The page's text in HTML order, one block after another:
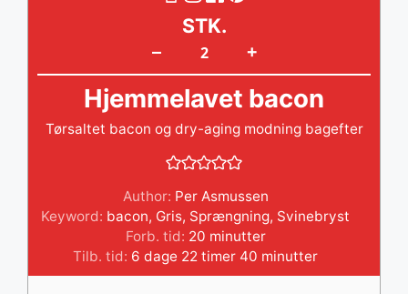
– +
STK.
Hjemmelavet bacon
Tørsaltet bacon og dry-aging modning bagefter
Author: Per Asmussen
Keyword: bacon, Gris, Sprængning, Svinebryst
Forb. tid: 20minutter
minutter
Tilb. tid: 6 dage
dage 22 timer
timer 40 minutter
minutter